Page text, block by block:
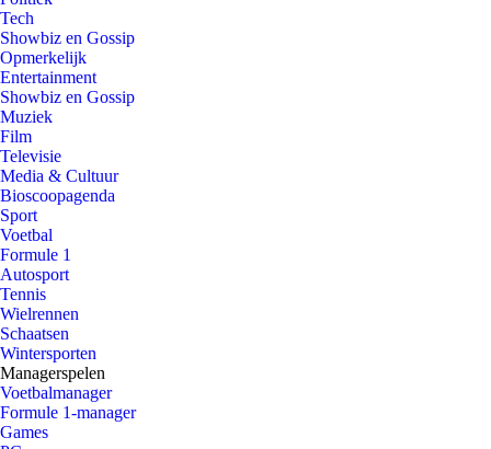
Tech
Showbiz en Gossip
Opmerkelijk
Entertainment
Showbiz en Gossip
Muziek
Film
Televisie
Media & Cultuur
Bioscoopagenda
Sport
Voetbal
Formule 1
Autosport
Tennis
Wielrennen
Schaatsen
Wintersporten
Managerspelen
Voetbalmanager
Formule 1-manager
Games